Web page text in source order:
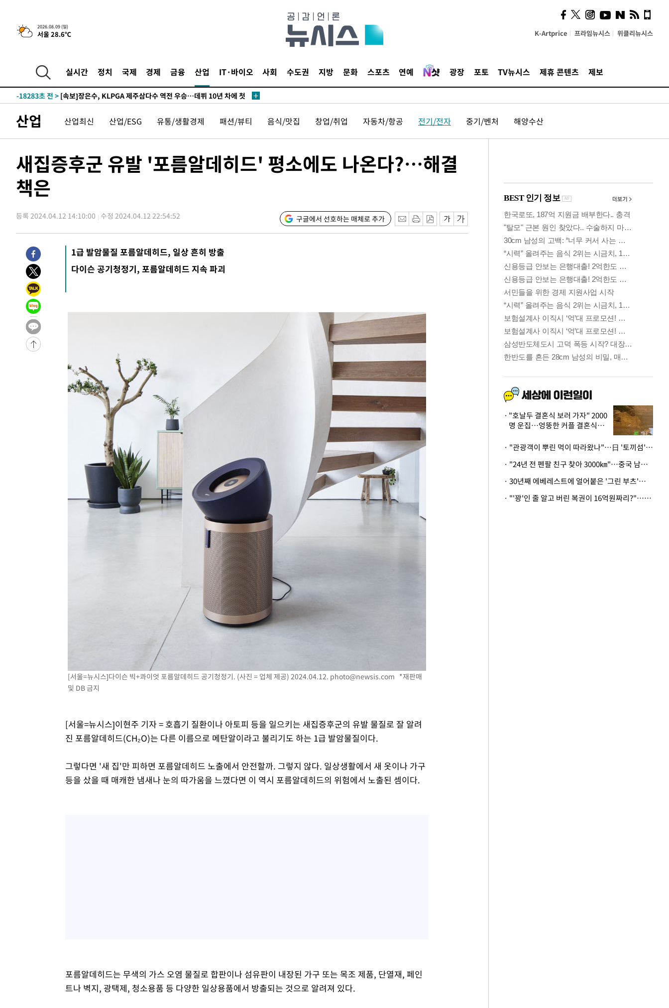
2026.08.09 (일)
서울 28.6℃ K-Artprice 프라임뉴시스 위클리뉴시스
실시간 정치 국제 경제 금융 산업 IT·바이오 사회 수도권 지방 문화 스포츠 연예 광장 포토 TV뉴시스 제휴 콘텐츠 제보
44.53%
-28217초 전 >[속보]與전대 권리당원투표…강원·경북 김민석, 대구 정청래 승리
-28024초 전 >[속보]與 당대표 경선, 경북 권리당원 투표 김민석 47.37%·정청래
46.35%
-27723초 전 >
[속보]與 당대표 경선, 강원 권리당원 투표 김민석 승리…50.30%
-25641초 전 >
-18283초 전 > [속보]장은수, KLPGA 제주삼다수 역전 우승…데뷔 10년 차에 첫
-13575초 전 >
손흥민, 68분 뛰고 2경기 침묵…LAFC, 톨루카에 1-0 승리(종합)
-12847초 전 >'2경기 연속 침묵' 손흥민, 톨루카전 68분만 뛰고 슈팅 0개
25분 전 >'여긴 20도, 저긴 50도'…열화상 카메라로 본 폭염 저감시설 '온도차'
34분 전 >콜롬비아 신임 우파 대통령 취임 하루만에 차량폭탄 폭발 사건
2시간 전 >튀르키예 외무장관, "메카 3국 방위협정은 이란이 목표 아냐 " 밝혀
3시간 전 >[속보]美중부 사령관, 이스라엘 긴급방문 다중화된 전선 상황 논의
4시간 전 >美 국방부, 켄달 전 공군장관 보안허가 취소…“에어포스원 기밀정보, 언
론 누출”
4시간 전 >
‘축구의 신’ 아르헨티나 축구 선수 메시의 부친 지병 별세
-30433초 전 >
AT마드리드 데뷔 앞둔 이강인, 맨시티전 선발 대신 '벤치 시작'
-29063초 전 >
[속보]與 강원·TK 당원투표 합산 김민석 48.54%로 승리…정청래
44.40%
-28397초 전 >
與 강원·TK 당원투표 합산 김민석 46.01%로 승리…정청래
44.53%
-28237초 전 >
-28044초 전 >
45.71%
-27946초 전 >
46.35%
-27743초 전 >
"일본축구협회, 대한축구협회 성 접대 의혹 심판 조사"
[속보]장은수, KLPGA 제주삼다수 역전 우승…데뷔 10년 차에 첫
"얼마나 더웠으면"…안동 물길공원서 헤엄친 구렁이 '소동'
손흥민, 68분 뛰고 2경기 침묵…LAFC, 톨루카에 1-0 승리(종합)
'2경기 연속 침묵' 손흥민, 톨루카전 68분만 뛰고 슈팅 0개
이강인, 오늘 서울서 AT마드리드 입단식…'전례 없는 특급대우'
'여긴 20도, 저긴 50도'…열화상 카메라로 본 폭염 저감시설 '온도차'
콜롬비아 신임 우파 대통령 취임 하루만에 차량폭탄 폭발 사건
튀르키예 외무장관, "메카 3국 방위협정은 이란이 목표 아냐 " 밝혀
이군이 불법 군시설 건설한 레바논 남부에서 레바논군 3명 폭발로 부상
[속보]美중부 사령관, 이스라엘 긴급방문 다중화된 전선 상황 논의
美 국방부, 켄달 전 공군장관 보안허가 취소…“에어포스원 기밀정보, 언
‘축구의 신’ 아르헨티나 축구 선수 메시의 부친 지병 별세
산업 산업최신 산업/ESG 유통/생활경제 패션/뷰티 음식/맛집 창업/취업 자동차/항공 전기/전자 중기/벤처 해양수산
새집증후군 유발 '포름알데히드' 평소에도 나온다?…해결
책은
등록 2024.04.12 14:10:00 수정 2024.04.12 22:54:52 구글에서 선호하는 매체로 추가
1급 발암물질 포름알데히드, 일상 흔히 방출
다이슨 공기청정기, 포름알데히드 지속 파괴
[서울=뉴시스]다이슨 빅+콰이엇 포름알데히드 공기청정기. (사진 = 업체 제공) 2024.04.12. photo@newsis.com *재판매
및 DB 금지
[서울=뉴시스]이현주 기자 = 호흡기 질환이나 아토피 등을 일으키는 새집증후군의 유발 물질로 잘 알려
진 포름알데히드(CH₂O)는 다른 이름으로 메탄알이라고 불리기도 하는 1급 발암물질이다.
그렇다면 '새 집'만 피하면 포름알데히드 노출에서 안전할까. 그렇지 않다. 일상생활에서 새 옷이나 가구
등을 샀을 때 매캐한 냄새나 눈의 따가움을 느꼈다면 이 역시 포름알데히드의 위험에서 노출된 셈이다.
포름알데히드는 무색의 가스 오염 물질로 합판이나 섬유판이 내장된 가구 또는 목조 제품, 단열재, 페인
트나 벽지, 광택제, 청소용품 등 다양한 일상용품에서 방출되는 것으로 알려져 있다.
사이 해답 찾았죠"…알을
깨고 나온 '초자아'
"호날두 결혼식 보러 가자" 2000
명 운집…엉뚱한 커플 결혼식에
· "관광객이 뿌린 먹이 따라왔나"…日 '토끼섬' 멧돼지, 토끼까지 사냥
· "24년 전 펜팔 친구 찾아 3000㎞"…중국 남성 사연에 '뭉클'
· 30년째 에베레스트에 얼어붙은 '그린 부츠'…드디어 가족 품으로
· "'꽝'인 줄 알고 버린 복권이 16억원짜리?"…극적으로 되찾은 사연